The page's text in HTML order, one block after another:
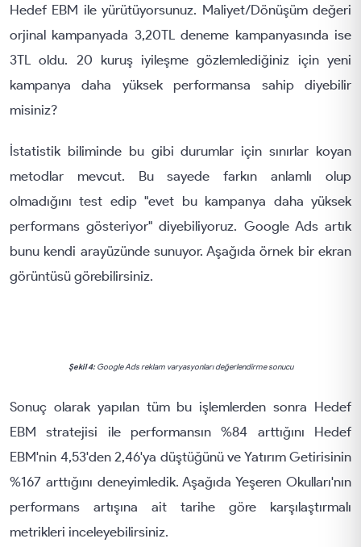
Hedef EBM ile yürütüyorsunuz. Maliyet/Dönüşüm değeri
orjinal kampanyada 3,20TL deneme kampanyasında ise
3TL oldu. 20 kuruş iyileşme gözlemlediğiniz için yeni
kampanya daha yüksek performansa sahip diyebilir
misiniz?
İstatistik biliminde bu gibi durumlar için sınırlar koyan
metodlar mevcut. Bu sayede farkın anlamlı olup
olmadığını test edip "evet bu kampanya daha yüksek
performans gösteriyor" diyebiliyoruz. Google Ads artık
bunu kendi arayüzünde sunuyor. Aşağıda örnek bir ekran
görüntüsü görebilirsiniz.
Şekil 4:Google Ads reklam varyasyonları değerlendirme sonucu
Sonuç olarak yapılan tüm bu işlemlerden sonra Hedef
EBM stratejisi ile performansın %84 arttığını Hedef
EBM'nin 4,53'den 2,46'ya düştüğünü ve Yatırım Getirisinin
%167 arttığını deneyimledik. Aşağıda Yeşeren Okulları'nın
performans artışına ait tarihe göre karşılaştırmalı
metrikleri inceleyebilirsiniz.